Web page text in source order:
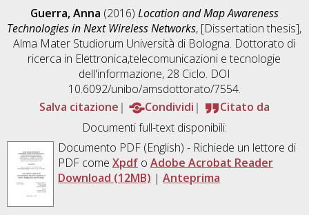
Guerra, Anna (2016) Location and Map Awareness
Technologies in Next Wireless Networks, [Dissertation thesis],
Alma Mater Studiorum Università di Bologna. Dottorato di
ricerca in Elettronica,telecomunicazioni e tecnologie
dell'informazione, 28 Ciclo. DOI
10.6092/unibo/amsdottorato/7554.
Salva citazione
Condividi
Citato da
Documenti full-text disponibili:
Documento PDF(English) - Richiede un lettore di
PDF come Xpdfo Adobe Acrobat Reader
Download (12MB) | Anteprima